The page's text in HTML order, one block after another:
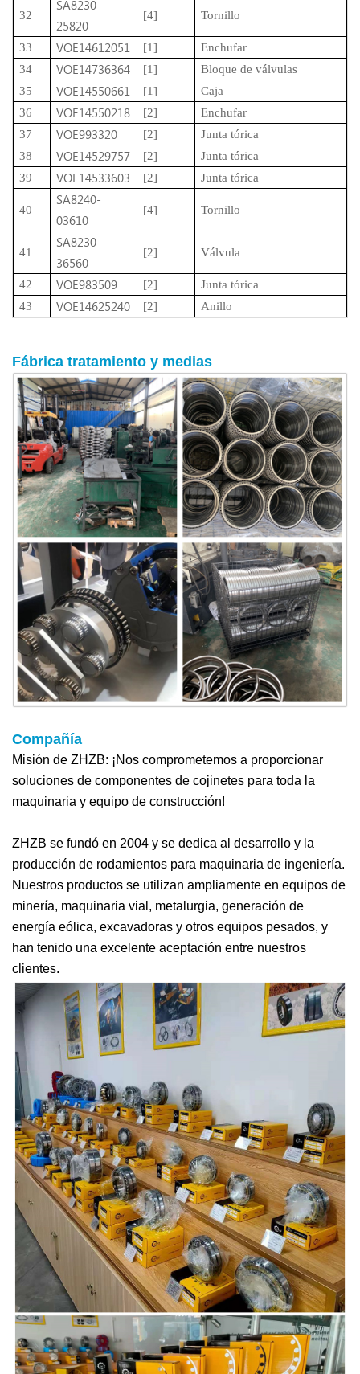
32
SA8230-
25820
[4] Tornillo
33 VOE14612051 [1]
Enchufar
34
VOE14736364 [1]
Bloque de válvulas
35
VOE14550661 [1]
Caja
36
VOE14550218 [2]
Enchufar
37
VOE993320 [2]
Junta tórica
38
VOE14529757 [2]
Junta tórica
39
VOE14533603 [2] Junta tórica
40
SA8240-
03610
[4] Tornillo
41
SA8230-
36560
[2] Válvula
42 VOE983509 [2]
Junta tórica
43
VOE14625240 [2] Anillo
Fábrica tratamiento y medias
Compañía
Misión de ZHZB: ¡Nos comprometemos a proporcionar
soluciones de componentes de cojinetes para toda la
maquinaria y equipo de construcción!
ZHZB se fundó en 2004 y se dedica al desarrollo y la
producción de rodamientos para maquinaria de ingeniería.
Nuestros productos se utilizan ampliamente en equipos de
minería, maquinaria vial, metalurgia, generación de
energía eólica, excavadoras y otros equipos pesados, y
han tenido una excelente aceptación entre nuestros
clientes.